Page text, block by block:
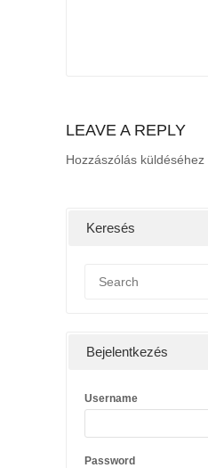
LEAVE A REPLY
Hozzászólás küldéséhez
Keresés
Bejelentkezés
Username
Password